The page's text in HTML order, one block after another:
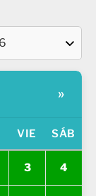
»
VIE SÁB
3 4